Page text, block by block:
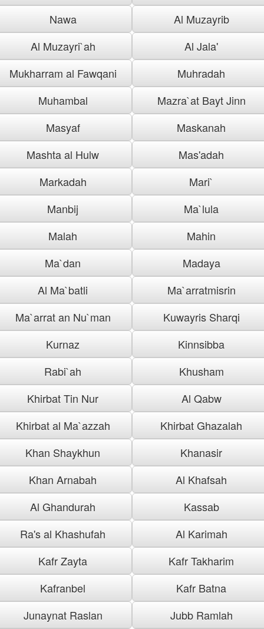
Nawa
Al Muzayrib
Al Muzayri`ah
Al Jala'
Mukharram al Fawqani
Muhradah
Muhambal
Mazra`at Bayt Jinn
Masyaf
Maskanah
Mashta al Hulw
Mas'adah
Markadah
Mari`
Manbij
Ma`lula
Malah
Mahin
Ma`dan
Madaya
Al Ma`batli
Ma`arratmisrin
Ma`arrat an Nu`man
Kuwayris Sharqi
Kurnaz
Kinnsibba
Rabi`ah
Khusham
Khirbat Tin Nur
Al Qabw
Khirbat al Ma`azzah
Khirbat Ghazalah
Khan Shaykhun
Khanasir
Khan Arnabah
Al Khafsah
Al Ghandurah
Kassab
Ra's al Khashufah
Al Karimah
Kafr Zayta
Kafr Takharim
Kafranbel
Kafr Batna
Junaynat Raslan
Jubb Ramlah